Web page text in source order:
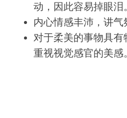
动，因此容易掉眼泪。
内心情感丰沛，讲气
对于柔美的事物具
重视视觉感官的美感。